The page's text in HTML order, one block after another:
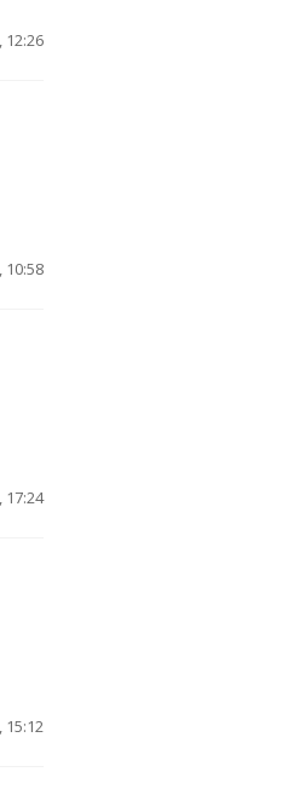
12:26
10:58
17:24
15:12